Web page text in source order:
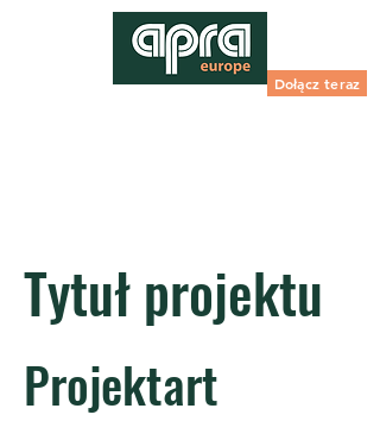
Dołącz teraz
Tytuł projektu
Projektart